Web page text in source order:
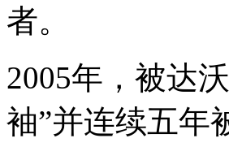
者。
2005年，被达
袖”并连续五年